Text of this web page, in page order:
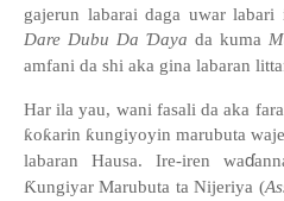
gajerun labarai daga uwar
Dare Dubu Da Ɗaya da kuma
amfani da shi aka gina labaran
Har ila yau, wani fasali da aka
ƙoƙarin ƙungiyoyin marubuta
labaran Hausa. Ire-iren waɗ
Ƙungiyar Marubuta ta Nijeriya (